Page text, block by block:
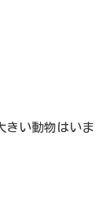
きい動物はいま